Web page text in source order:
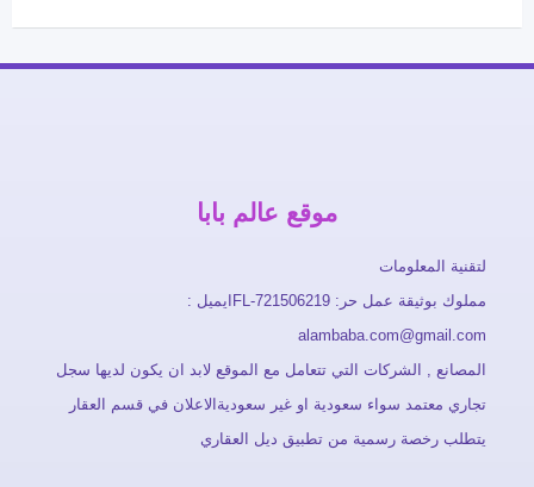
موقع عالم بابا
لتقنية المعلومات
مملوك بوثيقة عمل حر: FL-721506219ايميل :
alambaba.com@gmail.com
المصانع , الشركات التي تتعامل مع الموقع لابد ان يكون لديها سجل
تجاري معتمد سواء سعودية او غير سعوديةالاعلان في قسم العقار
يتطلب رخصة رسمية من تطبيق ديل العقاري